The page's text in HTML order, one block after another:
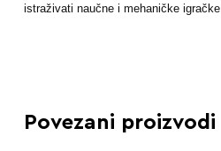
istraživati naučne i mehaničke igračke.
Povezani proizvodi